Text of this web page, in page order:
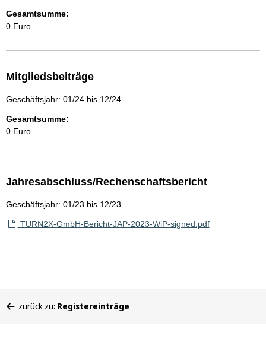
Gesamtsumme:
0 Euro
Mitgliedsbeiträge
Geschäftsjahr: 01/24 bis 12/24
Gesamtsumme:
0 Euro
Jahresabschluss/Rechenschaftsbericht
Geschäftsjahr: 01/23 bis 12/23
TURN2X-GmbH-Bericht-JAP-2023-WiP-signed.pdf
befinden
zurück zu: Registereinträge